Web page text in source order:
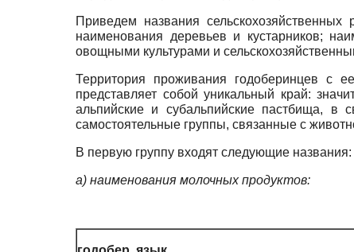
Приведем названия
наименования деревьев и кустарников;
овощными культурами и
Территория проживания годоберинцев с
представляет собой уникальный край:
альпийские и субальпийские пастбища,
самостоятельные группы, связанные с
В первую группу входят следующие названия:
а) наименования молочных продуктов: